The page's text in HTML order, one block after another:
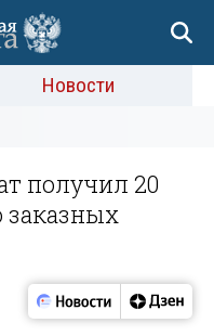
Новости
получил 20
заказных